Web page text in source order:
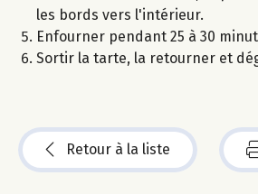
les bords vers l'intérieur.
Enfourner pendant 25 à 30
Sortir la tarte, la retourner et
Retour à la liste